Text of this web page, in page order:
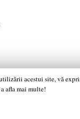
acestui site, vă
afla mai multe!